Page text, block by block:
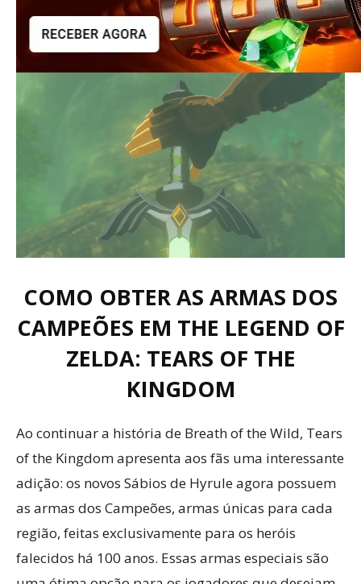
COMO OBTER AS ARMAS DOS
CAMPEÕES EM THE LEGEND OF
ZELDA: TEARS OF THE
KINGDOM
Ao continuar a história de Breath of the Wild, Tears
of the Kingdom apresenta aos fãs uma interessante
adição: os novos Sábios de Hyrule agora possuem
as armas dos Campeões, armas únicas para cada
região, feitas exclusivamente para os heróis
falecidos há 100 anos. Essas armas especiais são